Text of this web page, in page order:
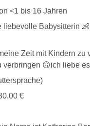
<1 bis 16 Jahren
liebevolle Babysitterin
Zeit mit Kindern
verbringen 🙃ich liebe
€